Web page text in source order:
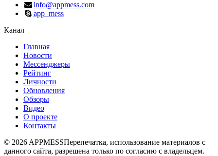
info@appmess.com
app_mess
Канал
Главная
Новости
Мессенджеры
Рейтинг
Личности
Обновления
Обзоры
Видео
О проекте
Контакты
© 2026 APPMESSПерепечатка, использование материалов с
данного сайта, разрешена только по согласию с владельцем.